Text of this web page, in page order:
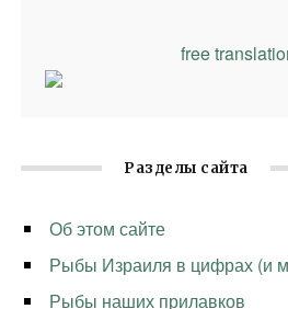
free
Разделы сайта
Об этом сайте
Рыбы Израиля в цифрах (и
Рыбы наших прилавков